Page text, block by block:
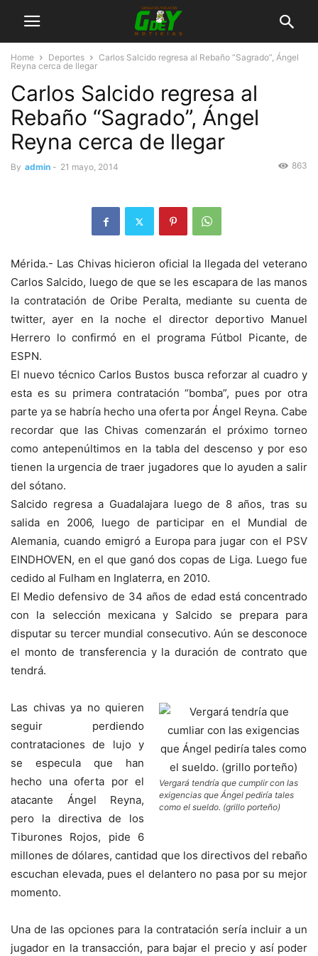
Home Deportes
Carlos Salcido regresa al Rebaño “Sagrado”, Ángel
Reyna cerca de llegar
Carlos Salcido regresa al
Rebaño “Sagrado”, Ángel
Reyna cerca de llegar
By admin - 21 mayo, 2014 863
Mérida.- Las Chivas hicieron oficial la llegada del veterano
Carlos Salcido, luego de que se les escapara de las manos
la contratación de Oribe Peralta, mediante su cuenta de
twitter, ayer en la noche el director deportivo Manuel
Herrero lo confirmó en el programa Fútbol Picante, de
ESPN.
El nuevo técnico Carlos Bustos busca reforzar al cuadro y
esta es su primera contratación “bomba”, pues por otra
parte ya se habría hecho una oferta por Ángel Reyna. Cabe
recordar que las Chivas comenzarán el próximo torneo
como antepenúltimos en la tabla del descenso y por eso
tienen la urgencia de traer jugadores que lo ayuden a salir
del sótano.
Salcido regresa a Guadalajara luego de 8 años, tras su
salida en 2006, luego de participar en el Mundial de
Alemania, cuando emigró a Europa para jugar con el PSV
EINDHOVEN, en el que ganó dos copas de Liga. Luego fue
cedido al Fulham en Inglaterra, en 2010.
El Medio defensivo de 34 años de edad está concentrado
con la selección mexicana y Salcido se prepara para
disputar su tercer mundial consecutivo. Aún se desconoce
el monto de transferencia y la duración de contrato que
tendrá.
Vergará tendría que cumplir con las
exigencias que Ángel pediría tales
como el sueldo. (grillo porteño)
Las chivas ya no quieren
seguir perdiendo
contrataciones de lujo y
se especula que han
hecho una oferta por el
atacante Ángel Reyna,
pero la directiva de los
Tiburones Rojos, pide 6
millones de dólares, cantidad que los directivos del rebaño
escuchan elevada, pues el delantero no pasa por su mejor
momento.
Una de las opciones para la contratación sería incluir a un
jugador en la transacción, para bajar el precio y así poder